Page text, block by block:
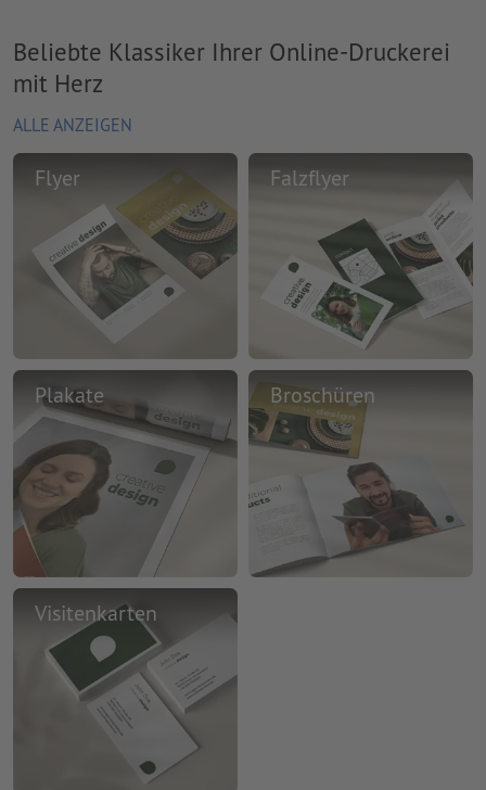
Beliebte Klassiker Ihrer Online-Druckerei
mit Herz
ALLE ANZEIGEN
Flyer Falzflyer
Plakate Broschüren
Visitenkarten